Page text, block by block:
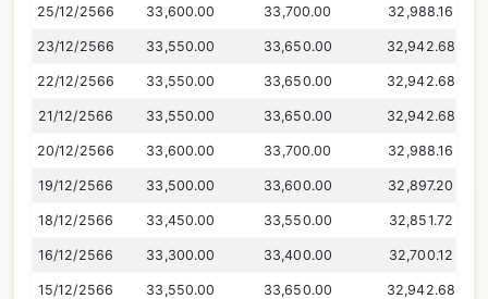
25/12/2566 33,600.00 33,700.00 32,988.16
23/12/2566 33,550.00 33,650.00 32,942.68
22/12/2566 33,550.00 33,650.00 32,942.68
21/12/2566 33,550.00 33,650.00 32,942.68
20/12/2566 33,600.00 33,700.00 32,988.16
19/12/2566 33,500.00 33,600.00 32,897.20
18/12/2566 33,450.00 33,550.00 32,851.72
16/12/2566 33,300.00 33,400.00 32,700.12
15/12/2566 33,550.00 33,650.00 32,942.68